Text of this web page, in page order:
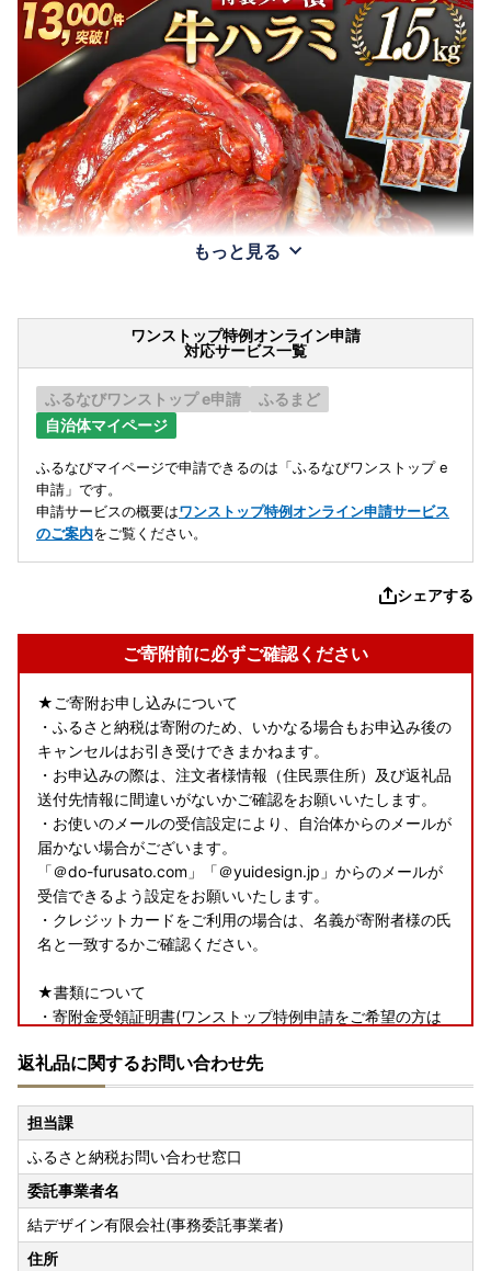
もっと見る
ワンストップ特例オンライン申請
対応サービス一覧
ふるなびワンストップ e申請
ふるまど
自治体マイページ
ふるなびマイページで申請できるのは「ふるなびワンストップ e
申請」です。
申請サービスの概要はワンストップ特例オンライン申請サービス
のご案内をご覧ください。
シェアする
ご寄附前に必ずご確認ください
★ご寄附お申し込みについて
・ふるさと納税は寄附のため、いかなる場合もお申込み後の
キャンセルはお引き受けできまかねます。
・お申込みの際は、注文者様情報（住民票住所）及び返礼品
送付先情報に間違いがないかご確認をお願いいたします。
・お使いのメールの受信設定により、自治体からのメールが
届かない場合がございます。
「＠do-furusato.com」「＠yuidesign.jp」からのメールが
受信できるよう設定をお願いいたします。
・クレジットカードをご利用の場合は、名義が寄附者様の氏
名と一致するかご確認ください。
★書類について
・寄附金受領証明書(ワンストップ特例申請をご希望の方は
★返礼品について
・お受け取り日の指定はできかねます。
・長期ご不在でお受取不可の期間がございましたら、必ず備
考欄に「不在:○○」とご記入ください。
・お申込内容の不備（住所誤り等）や、受取人様のご都合に
より返礼品がお届けできない場合、再送および寄附金の返金
はできかねます。
・手配状況次第では返礼品送付先の変更ができない場合があ
返礼品に関するお問い合わせ先
担当課
ふるさと納税お問い合わせ窓口
委託事業者名
結デザイン有限会社(事務委託事業者)
住所